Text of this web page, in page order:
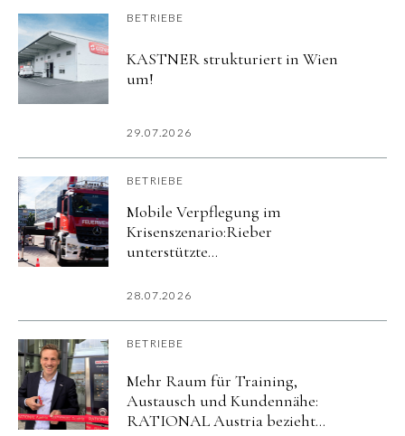
BETRIEBE
KASTNER strukturiert in Wien
um!
29.07.2026
BETRIEBE
Mobile Verpflegung im
Krisenszenario:Rieber
unterstützte
imurbanharbor Ludwigsburg
28.07.2026
BETRIEBE
Mehr Raum für Training,
Austausch und Kundennähe:
RATIONAL Austria bezieht